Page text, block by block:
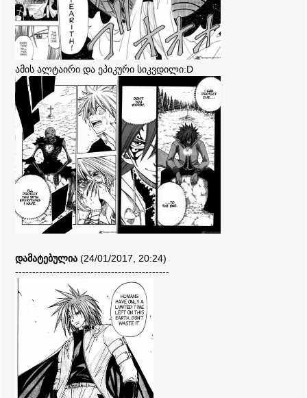
ამის ალტაირი და ეპიკური სიკვდილი:D
დამატებულია (24/01/2017, 20:24)
---------------------------------------------